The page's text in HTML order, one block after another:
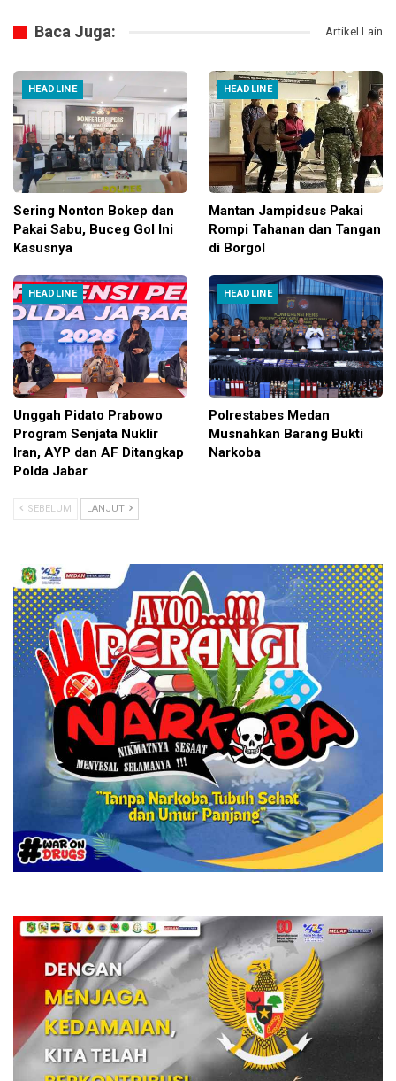
Baca Juga: Artikel Lain
HEADLINE
Sering Nonton Bokep dan
Pakai Sabu, Buceg Gol Ini
Kasusnya
HEADLINE
Mantan Jampidsus Pakai
Rompi Tahanan dan Tangan
di Borgol
HEADLINE
Unggah Pidato Prabowo
Program Senjata Nuklir
Iran, AYP dan AF Ditangkap
Polda Jabar
HEADLINE
Polrestabes Medan
Musnahkan Barang Bukti
Narkoba
SEBELUM LANJUT